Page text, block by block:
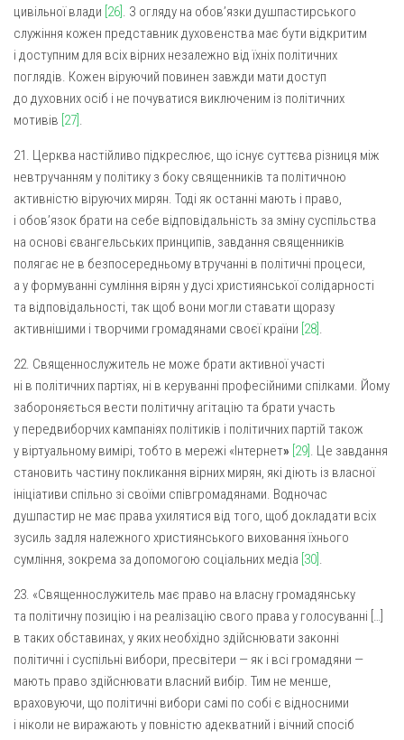
цивільної влади [26] . З огляду на обов’язки душпастирського
служіння кожен представник духовенства має бути відкритим
і доступним для всіх вірних незалежно від їхніх політичних
поглядів. Кожен віруючий повинен завжди мати доступ
до духовних осіб і не почуватися виключеним із політичних
мотивів [27] .
21. Церква настійливо підкреслює, що існує суттєва різниця між
невтручанням у політику з боку священників та політичною
активністю віруючих мирян. Тоді як останні мають і право,
і обов’язок брати на себе відповідальність за зміну суспільства
на основі євангельських принципів, завдання священників
полягає не в безпосередньому втручанні в політичні процеси,
а у формуванні сумління вірян у дусі християнської солідарності
та відповідальності, так щоб вони могли ставати щоразу
активнішими і творчими громадянами своєї країни [28] .
22. Священнослужитель не може брати активної участі
ні в політичних партіях, ні в керуванні професійними спілками. Йому
забороняється вести політичну агітацію та брати участь
у передвиборчих кампаніях політиків і політичних партій також
у віртуальному вимірі, тобто в мережі «Інтернет» [29] . Це завдання
становить частину покликання вірних мирян, які діють із власної
ініціативи спільно зі своїми співгромадянами. Водночас
душпастир не має права ухилятися від того, щоб докладати всіх
зусиль задля належного християнського виховання їхнього
сумління, зокрема за допомогою соціальних медіа [30] .
23. «Священнослужитель має право на власну громадянську
та політичну позицію і на реалізацію свого права у голосуванні […]
в таких обставинах, у яких необхідно здійснювати законні
політичні і суспільні вибори, пресвітери — як і всі громадяни —
мають право здійснювати власний вибір. Тим не менше,
враховуючи, що політичні вибори самі по собі є відносними
і ніколи не виражають у повністю адекватний і вічний спосіб